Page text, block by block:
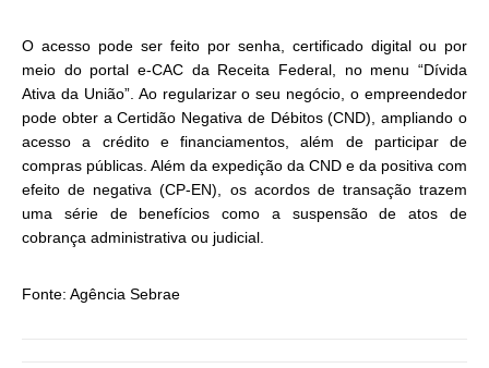
O acesso pode ser feito por senha, certificado digital ou por
meio do portal e-CAC da Receita Federal, no menu “Dívida
Ativa da União”. Ao regularizar o seu negócio, o empreendedor
pode obter a Certidão Negativa de Débitos (CND), ampliando o
acesso a crédito e financiamentos, além de participar de
compras públicas. Além da expedição da CND e da positiva com
efeito de negativa (CP-EN), os acordos de transação trazem
uma série de benefícios como a suspensão de atos de
cobrança administrativa ou judicial.
Fonte: Agência Sebrae